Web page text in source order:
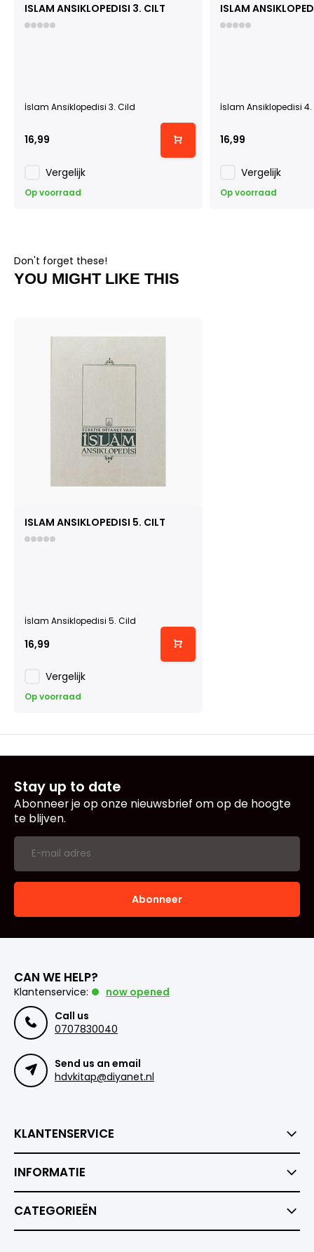
ISLAM ANSIKLOPEDISI 3. CILT
İslam Ansiklopedisi 3. Cild
16,99
Vergelijk
Op voorraad
ISLAM
İslam Ansiklopedisi
16,99
Vergelijk
Op voorraad
Don't forget these!
YOU MIGHT LIKE THIS
ISLAM ANSIKLOPEDISI 5. CILT
İslam Ansiklopedisi 5. Cild
16,99
Vergelijk
Op voorraad
Stay up to date
Abonneer je op onze nieuwsbrief om op de hoogte
te blijven.
Abonneer
CAN WE HELP?
Klantenservice:
now opened
Call us
0707830040
Send us an email
hdvkitap@diyanet.nl
KLANTENSERVICE
INFORMATIE
CATEGORIEËN